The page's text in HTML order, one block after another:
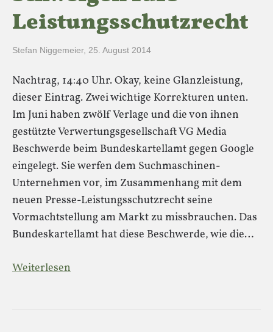
Leistungsschutzrecht
Stefan Niggemeier, 25. August 2014
Nachtrag, 14:40 Uhr. Okay, keine Glanzleistung,
dieser Eintrag. Zwei wichtige Korrekturen unten.
Im Juni haben zwölf Verlage und die von ihnen
gestützte Verwertungsgesellschaft VG Media
Beschwerde beim Bundeskartellamt gegen Google
eingelegt. Sie werfen dem Suchmaschinen-
Unternehmen vor, im Zusammenhang mit dem
neuen Presse-Leistungsschutzrecht seine
Vormachtstellung am Markt zu missbrauchen. Das
Bundeskartellamt hat diese Beschwerde, wie die…
Weiterlesen